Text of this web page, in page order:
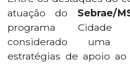
atuação do Sebrae/
programa Cidade
considerado uma
estratégias de apoio